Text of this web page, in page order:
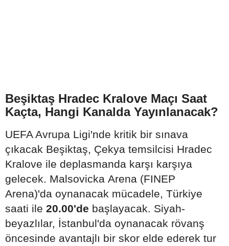
Beşiktaş Hradec Kralove Maçı Saat
Kaçta, Hangi Kanalda Yayınlanacak?
UEFA Avrupa Ligi'nde kritik bir sınava
çıkacak Beşiktaş, Çekya temsilcisi Hradec
Kralove ile deplasmanda karşı karşıya
gelecek. Malsovicka Arena (FINEP
Arena)'da oynanacak mücadele, Türkiye
saati ile 20.00'de başlayacak. Siyah-
beyazlılar, İstanbul'da oynanacak rövanş
öncesinde avantajlı bir skor elde ederek tur